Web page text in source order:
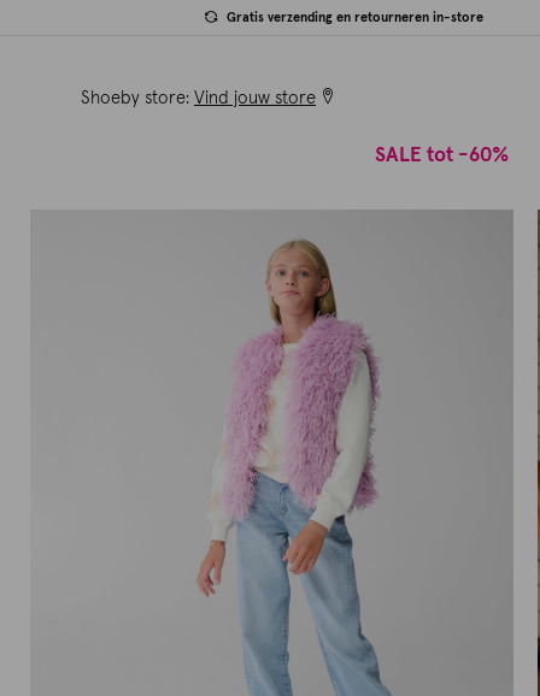
Gratis verzending en retourneren in-store
Shoeby store: Vind jouw store
SALE tot -60%